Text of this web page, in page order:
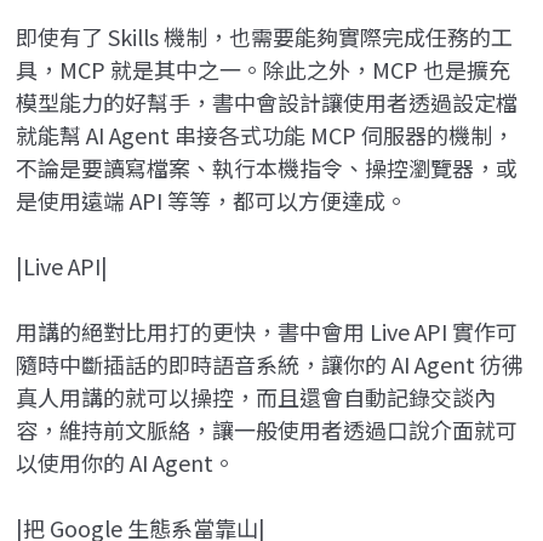
即使有了 Skills 機制，也需要能夠實際完成任務的工
具，MCP 就是其中之一。除此之外，MCP 也是擴充
模型能力的好幫手，書中會設計讓使用者透過設定檔
就能幫 AI Agent 串接各式功能 MCP 伺服器的機制，
不論是要讀寫檔案、執行本機指令、操控瀏覽器，或
是使用遠端 API 等等，都可以方便達成。
|Live API|
用講的絕對比用打的更快，書中會用 Live API 實作可
隨時中斷插話的即時語音系統，讓你的 AI Agent 彷彿
真人用講的就可以操控，而且還會自動記錄交談內
容，維持前文脈絡，讓一般使用者透過口說介面就可
以使用你的 AI Agent。
|把 Google 生態系當靠山|